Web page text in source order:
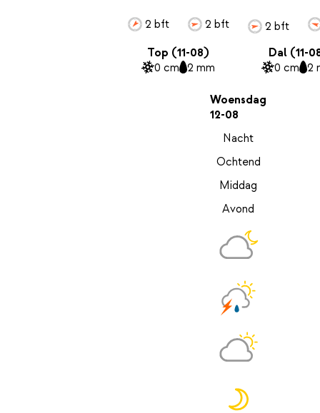
2 bft 2 bft 2 bft
Top (11-08)
0 cm 2 mm
Dal (11-
0 cm 2
Woensdag
12-08
Nacht
Ochtend
Middag
Avond